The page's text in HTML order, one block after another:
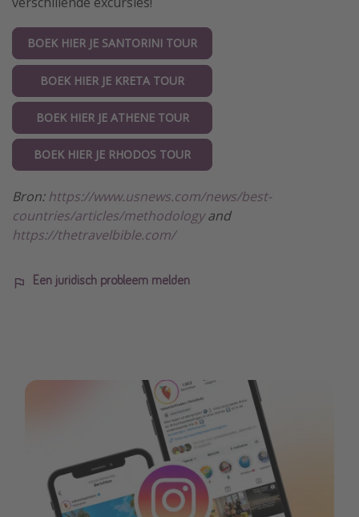
BOEK HIER JE SANTORINI TOUR
BOEK HIER JE KRETA TOUR
BOEK HIER JE ATHENE TOUR
BOEK HIER JE RHODOS TOUR
Bron:https://www.usnews.com/news/best-
countries/articles/methodologyand
https://thetravelbible.com/
Een juridisch probleem melden